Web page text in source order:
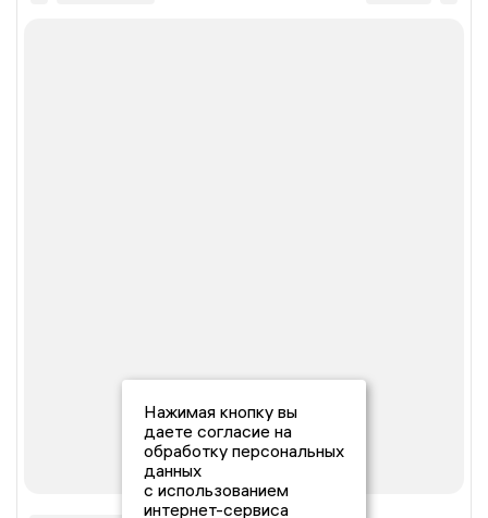
Нажимая кнопку вы
даете согласие на
обработку персональных
данных
с использованием
интернет-сервиса